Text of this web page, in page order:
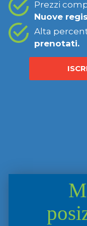
Prezzi
Nuove
Alta
prenotati.